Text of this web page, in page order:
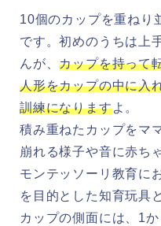
10個のカップを重ねり
です。初めのうちは上
んが、カップを持って
人形をカップの中に入
訓練になりますよ。
積み重ねたカップをマ
崩れる様子や音に赤ち
モンテッソーリ教育に
を目的とした知育玩具
カップの側面には、1